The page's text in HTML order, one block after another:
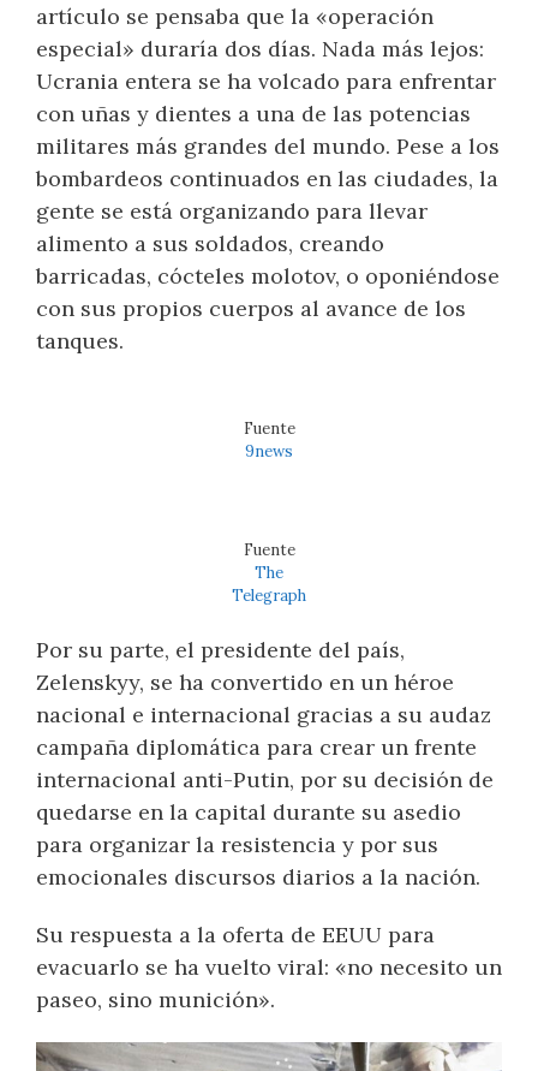
artículo se pensaba que la «operación
especial» duraría dos días. Nada más lejos:
Ucrania entera se ha volcado para enfrentar
con uñas y dientes a una de las potencias
militares más grandes del mundo. Pese a los
bombardeos continuados en las ciudades, la
gente se está organizando para llevar
alimento a sus soldados, creando
barricadas, cócteles molotov, o oponiéndose
con sus propios cuerpos al avance de los
tanques.
Fuente
9news
Fuente
The
Telegraph
Por su parte, el presidente del país,
Zelenskyy, se ha convertido en un héroe
nacional e internacional gracias a su audaz
campaña diplomática para crear un frente
internacional anti-Putin, por su decisión de
quedarse en la capital durante su asedio
para organizar la resistencia y por sus
emocionales discursos diarios a la nación.
Su respuesta a la oferta de EEUU para
evacuarlo se ha vuelto viral: «no necesito un
paseo, sino munición».